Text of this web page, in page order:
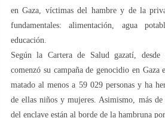
en Gaza, víctimas del hambre y de la
fundamentales: alimentación, agua
educación.
Según la Cartera de Salud gazatí,
comenzó su campaña de genocidio en
matado al menos a 59 029 personas y ha
de ellas niños y mujeres. Asimismo, más
del enclave están al borde de la hambruna